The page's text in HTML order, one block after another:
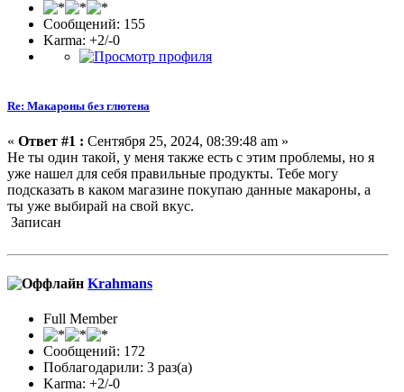
Сообщений: 155
Karma: +2/-0
Re: Макароны без глютена
« Ответ #1 : Сентября 25, 2024, 08:39:48 am »
Не ты один такой, у меня также есть с этим проблемы, но я
уже нашел для себя правильные продукты. Тебе могу
подсказать в каком магазине покупаю данные макароны, а
ты уже выбирай на свой вкус.
Записан
Krahmans
Full Member
Сообщений: 172
Поблагодарили: 3 раз(а)
Karma: +2/-0